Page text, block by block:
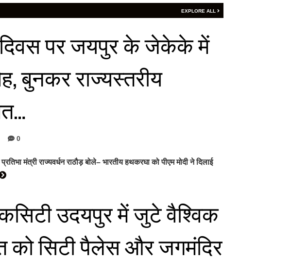
EXPLORE ALL
दिवस पर जयपुर के जेकेके में
बुनकर राज्यस्तरीय
0
मंत्री राज्यवर्धन राठौड़ बोले– भारतीय हथकरघा को पीएम मोदी ने दिलाई
उदयपुर में जुटे वैश्विक
को सिटी पैलेस और जगमंदिर